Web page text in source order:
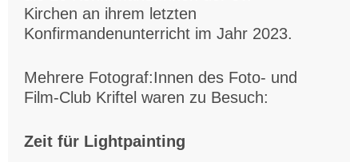
Kirchen an ihrem letzten
Konfirmandenunterricht im Jahr 2023.
Mehrere Fotograf:Innen des Foto- und
Film-Club Kriftel waren zu Besuch:
Zeit für Lightpainting